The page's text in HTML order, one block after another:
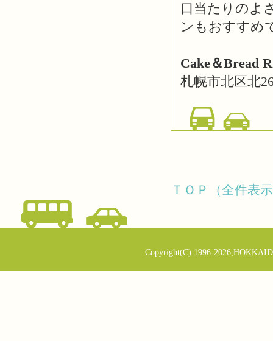
口当たりのよ
ンもおすすめ
Cake＆Bread
札幌市北区北
ＴＯＰ（全件表
Copyright(C) 1996-